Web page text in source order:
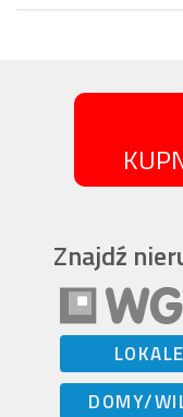
Znajdź
LOKALE
DOMY/